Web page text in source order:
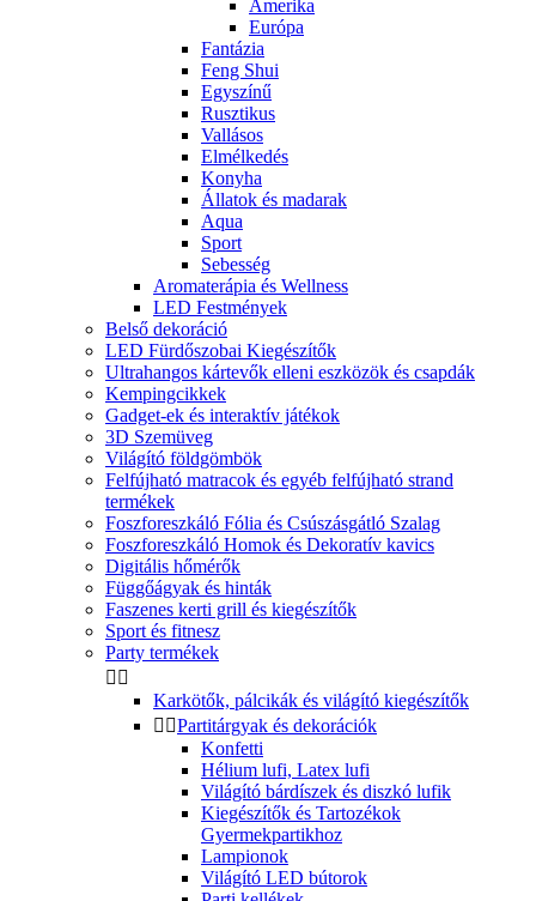
Amerika
Európa
Fantázia
Feng Shui
Egyszínű
Rusztikus
Vallásos
Elmélkedés
Konyha
Állatok és madarak
Aqua
Sport
Sebesség
Aromaterápia és Wellness
LED Festmények
Belső dekoráció
LED Fürdőszobai Kiegészítők
Ultrahangos kártevők elleni eszközök és csapdák
Kempingcikkek
Gadget-ek és interaktív játékok
3D Szemüveg
Világító földgömbök
Felfújható matracok és egyéb felfújható strand
termékek
Foszforeszkáló Fólia és Csúszásgátló Szalag
Foszforeszkáló Homok és Dekoratív kavics
Digitális hőmérők
Függőágyak és hinták
Faszenes kerti grill és kiegészítők
Sport és fitnesz
Party termékek
 
Karkötők, pálcikák és világító kiegészítők
 Partitárgyak és dekorációk
Konfetti
Hélium lufi, Latex lufi
Világító bárdíszek és diszkó lufik
Kiegészítők és Tartozékok
Gyermekpartikhoz
Lampionok
Világító LED bútorok